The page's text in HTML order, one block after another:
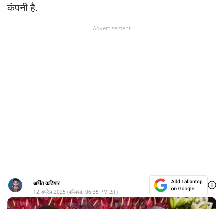
कंपनी है.
Advertisement
अर्पित कटियार
12 अप्रैल 2025 (पब्लिश्ड: 06:35 PM IST)